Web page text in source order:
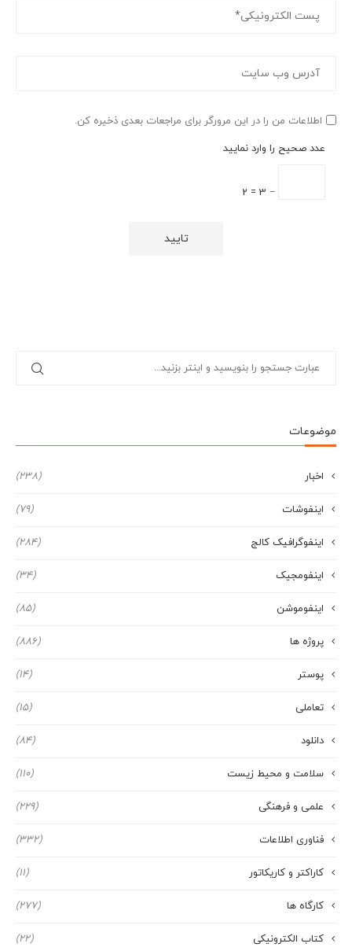
اطلاعات من را در این مرورگر برای مراجعات بعدی ذخیره کن.
عدد صحیح را وارد نمایید
− 3 = 2
موضوعات
اخبار (238)
اینفوشات (79)
اینفوگرافیک کالج (284)
اینفومجیک (34)
اینفوموشن (85)
پروژه ها (886)
پوستر (14)
تعاملی (15)
دانلود (84)
سلامت و محیط زیست (110)
علمی و فرهنگی (229)
فناوری اطلاعات (332)
کاراکتر و کاریکاتور (11)
کارگاه ها (277)
کتاب الکترونیکی (22)